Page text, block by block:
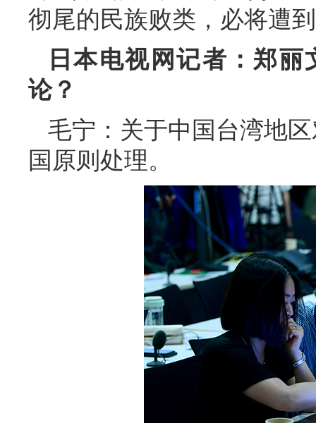
彻尾的民族败类，必将遭
日本电视网记者：郑
论？
毛宁：关于中国台湾地
国原则处理。